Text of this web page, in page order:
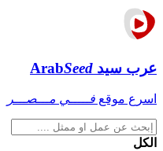
عرب سيد ArabSeed
اسرع موقع فـــــي مـــصـــر
الكل